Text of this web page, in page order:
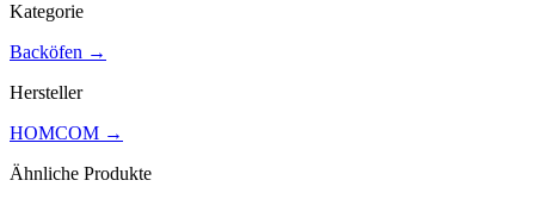
Kategorie
Backöfen →
Hersteller
HOMCOM →
Ähnliche Produkte